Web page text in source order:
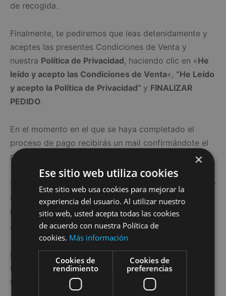
de recogida.
Finalmente, te pediremos que leas detenidamente y
aceptes las presentes Condiciones de Venta y
nuestra Política de Privacidad, haciendo clic en «He
leído y acepto las Condiciones de Venta«, “He Leído
y acepto la Política de Privacidad” y FINALIZAR
PEDIDO.
En el momento en el que se haya completado el
proceso de pago recibirás un mail confirmándote el
pedido junto con la factura.
Si sigues teniendo alguna duda o no consigues añadir
o modificar algún producto, ¡escríbenos a i
nfo@laviananatural.com! Y te ayudaremos cuanto
antes.
Los artículos que se ofrecen a través de esta página
web están únicamente disponibles para su envío a
territorio español.
×
Ese sitio web utiliza cookies
Este sitio web usa cookies para mejorar la
experiencia del usuario. Al utilizar nuestro
sitio web, usted acepta todas las cookies
de acuerdo con nuestra Política de
cookies. Más información
Cookies de
rendimiento
Cookies de
preferencias